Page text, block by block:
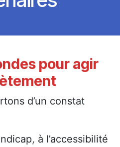
pour agir
d’un constat
à l’accessibilité